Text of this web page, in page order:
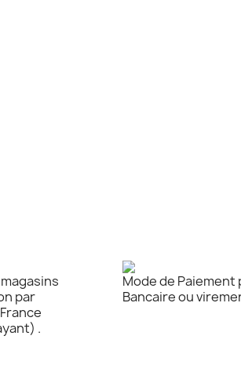
par
.
Mode de Paiement
Bancaire ou